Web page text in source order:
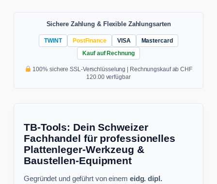
Sichere Zahlung & Flexible Zahlungsarten
TWINT PostFinance VISA
Mastercard
Kauf auf Rechnung
100% sichere SSL-Verschlüsselung | Rechnungskauf ab CHF
120.00 verfügbar
TB-Tools: Dein Schweizer
Fachhandel für professionelles
Plattenleger-Werkzeug &
Baustellen-Equipment
Gegründet und geführt von einem eidg. dipl.